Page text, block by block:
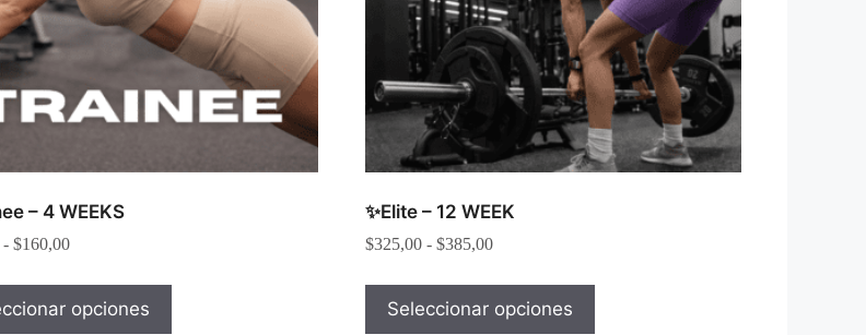
– 4 WEEKS
- $160,00
opciones
✨Elite – 12 WEEK
$325,00 - $385,00
Seleccionar opciones